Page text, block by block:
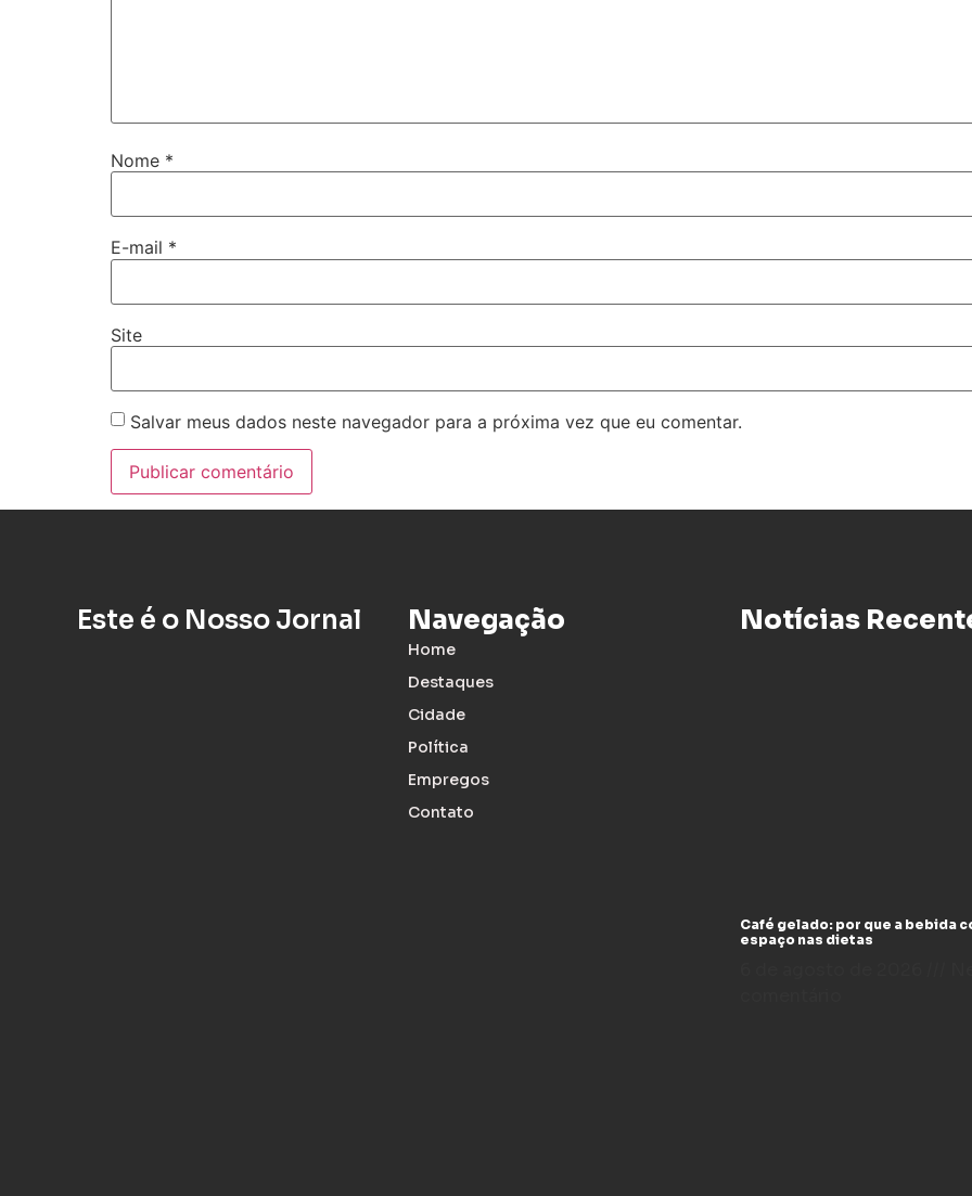
Nome *
E-mail *
Site
Salvar meus dados neste navegador para a próxima vez que eu comentar.
Este é o Nosso Jornal Navegação
Home
Destaques
Cidade
Política
Empregos
Contato
Notícias
Café gelado: por que a bebida
espaço nas dietas